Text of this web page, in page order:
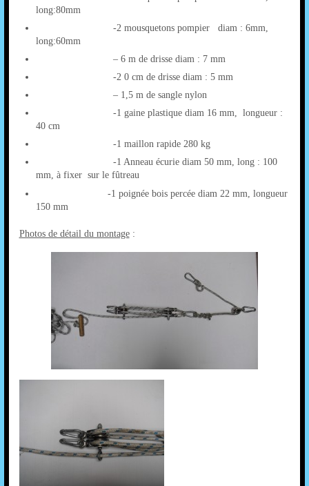
long:80mm
-2 mousquetons pompier diam : 6mm,
long:60mm
– 6 m de drisse diam : 7 mm
-2 0 cm de drisse diam : 5 mm
– 1,5 m de sangle nylon
-1 gaine plastique diam 16 mm, longueur :
40 cm
-1 maillon rapide 280 kg
-1 Anneau écurie diam 50 mm, long : 100
mm, à fixer sur le fûtreau
-1 poignée bois percée diam 22 mm, longueur
150 mm
Photos de détail du montage: